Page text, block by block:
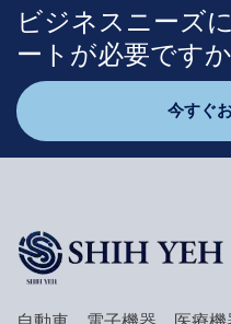
ビジネスニーズ
ートが必要です
今すぐ